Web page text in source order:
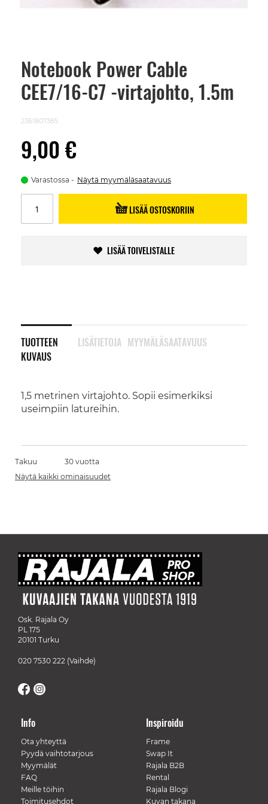
Notebook Power Cable
CEE7/16-C7 -virtajohto, 1.5m
2361807385
9,00 €
Varastossa Näytä myymäläsaatavuus
LISÄÄ OSTOSKORIIN
LISÄÄ TOIVELISTALLE
TUOTTEEN
KUVAUS
1,5 metrinen virtajohto. Sopii esimerkiksi
useimpiin latureihin.
LISÄTIETOJA MYYMÄLÄSAATAVUUS
Skip
beginning
images
Takuu
30 vuotta
Näytä kaikki ominaisuudet
Osk. Rajala Oy
PL 175
20101 Turku
020 7530 222 (Vaihde)
Info
Ota yhteyttä
Pyydä vaihtotarjous
Myymälät
FAQ
Meille töihin
Toimitusehdot
Inspiroidu
Frame
Swap It
Rajala B2B
Rental
Rajala Blogi
Kuvan takana